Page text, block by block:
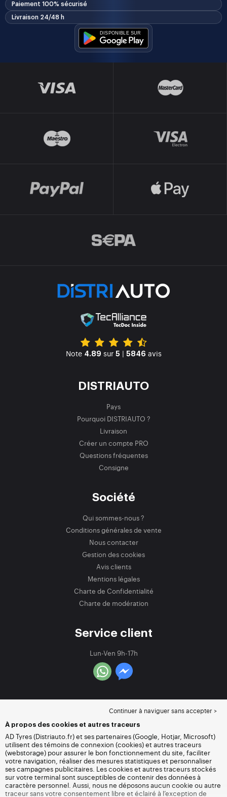
Paiement 100% sécurisé
Livraison 24/48 h
Note 4.89 sur 5 | 5846 avis
DISTRIAUTO
Pays
Pourquoi DISTRIAUTO ?
Livraison
Créer un compte PRO
Questions fréquentes
Consigne
Société
Qui sommes-nous ?
Conditions générales de vente
Nous contacter
Gestion des cookies
Avis clients
Mentions légales
Charte de Confidentialité
Charte de modération
Service client
Lun-Ven 9h-17h
Continuer à naviguer sans accepter >
À propos des cookies et autres traceurs
AD Tyres (Distriauto.fr) et ses partenaires (Google, Hotjar, Microsoft)
utilisent des témoins de connexion (cookies) et autres traceurs
(webstorage) pour assurer le bon fonctionnement du site, faciliter
votre navigation, réaliser des mesures statistiques et personnaliser
ses campagnes publicitaires. Les cookies et autres traceurs stockés
sur votre terminal sont susceptibles de contenir des données à
caractère personnel. Aussi, nous ne déposons aucun cookie ou autre
traceur sans votre consentement libre et éclairé à l’exception de